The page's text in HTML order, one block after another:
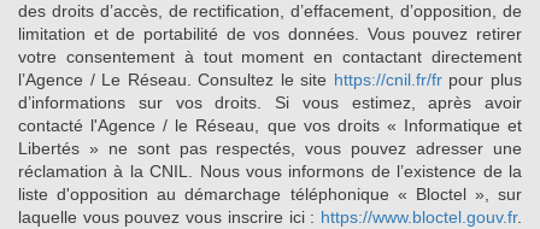
des droits d’accès, de rectification, d’effacement, d’opposition, de
limitation et de portabilité de vos données. Vous pouvez retirer
votre consentement à tout moment en contactant directement
l’Agence / Le Réseau. Consultez le site https://cnil.fr/frpour plus
d’informations sur vos droits. Si vous estimez, après avoir
contacté l'Agence / le Réseau, que vos droits « Informatique et
Libertés » ne sont pas respectés, vous pouvez adresser une
réclamation à la CNIL. Nous vous informons de l’existence de la
liste d'opposition au démarchage téléphonique « Bloctel », sur
laquelle vous pouvez vous inscrire ici : https://www.bloctel.gouv.fr.